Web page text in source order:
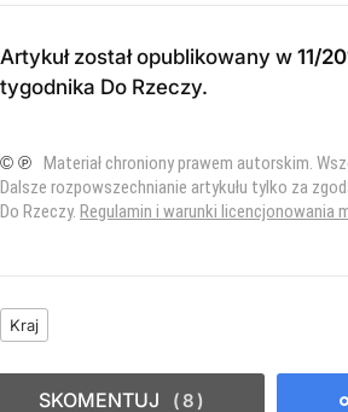
Artykuł został opublikowany w 11/
tygodnika Do Rzeczy.
© ℗ Materiał chroniony prawem autorskim.
Dalsze rozpowszechnianie artykułu tylko za
Do Rzeczy. Regulamin i warunki licencjonowania
Kraj
SKOMENTUJ 8